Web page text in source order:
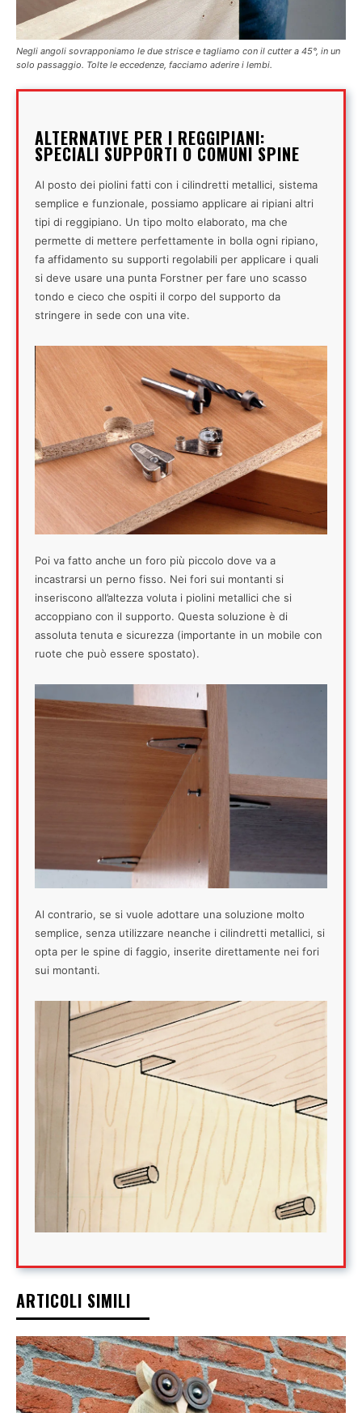
Negli angoli sovrapponiamo le due strisce e tagliamo con il cutter a 45°, in un
solo passaggio. Tolte le eccedenze, facciamo aderire i lembi.
ALTERNATIVE PER I REGGIPIANI:
SPECIALI SUPPORTI O COMUNI SPINE
Al posto dei piolini fatti con i cilindretti metallici, sistema
semplice e funzionale, possiamo applicare ai ripiani altri
tipi di reggipiano. Un tipo molto elaborato, ma che
permette di mettere perfettamente in bolla ogni ripiano,
fa affidamento su supporti regolabili per applicare i quali
si deve usare una punta Forstner per fare uno scasso
tondo e cieco che ospiti il corpo del supporto da
stringere in sede con una vite.
Poi va fatto anche un foro più piccolo dove va a
incastrarsi un perno fisso. Nei fori sui montanti si
inseriscono all’altezza voluta i piolini metallici che si
accoppiano con il supporto. Questa soluzione è di
assoluta tenuta e sicurezza (importante in un mobile con
ruote che può essere spostato).
Al contrario, se si vuole adottare una soluzione molto
semplice, senza utilizzare neanche i cilindretti metallici, si
opta per le spine di faggio, inserite direttamente nei fori
sui montanti.
ARTICOLI SIMILI